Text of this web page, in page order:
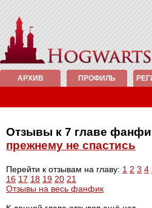
АРХИВ ПРОФИЛЬ
Отзывы к 7 главе
прежнему не спастись
Перейти к отзывам на главу: 1 2 3 4
16 17 18 19 20 21
Отзывы на весь фанфик